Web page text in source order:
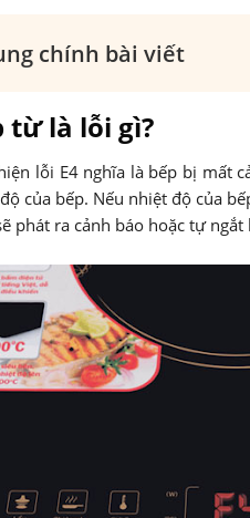
chính bài viết
từ là lỗi gì?
lỗi E4 nghĩa là bếp bị mất
của bếp. Nếu nhiệt độ của
phát ra cảnh báo hoặc tự